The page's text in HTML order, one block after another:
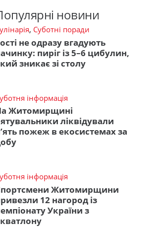
новини
, Суботні поради
не одразу вгадують
пиріг із 5–6 цибулин,
зникає зі столу
інформація
Житомирщині
ліквідували
пожеж в екосистемах за
інформація
Житомирщини
12 нагород із
України з